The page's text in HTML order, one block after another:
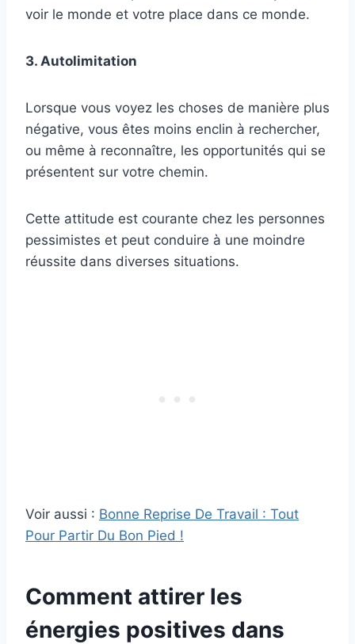
voir le monde et votre place dans ce monde.
3. Autolimitation
Lorsque vous voyez les choses de manière plus
négative, vous êtes moins enclin à rechercher,
ou même à reconnaître, les opportunités qui se
présentent sur votre chemin.
Cette attitude est courante chez les personnes
pessimistes et peut conduire à une moindre
réussite dans diverses situations.
Voir aussi : Bonne Reprise De Travail : Tout
Pour Partir Du Bon Pied !
Comment attirer les
énergies positives dans